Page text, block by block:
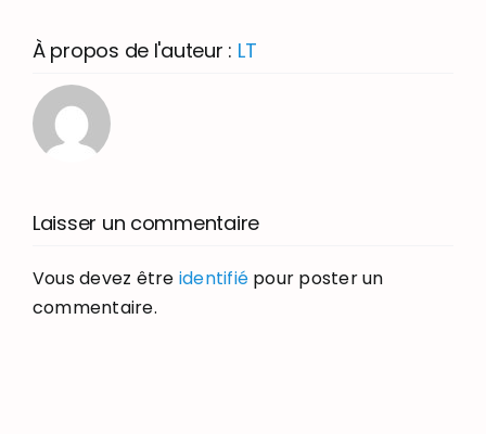
À propos de l'auteur : LT
Laisser un commentaire
Vous devez être identifié pour poster un
commentaire.